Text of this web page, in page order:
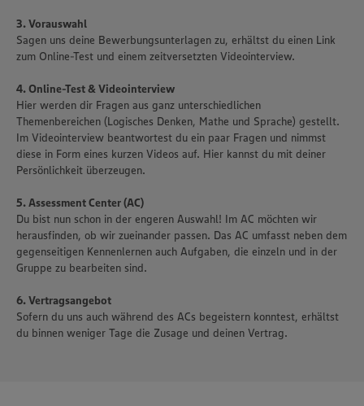
3. Vorauswahl
Sagen uns deine Bewerbungsunterlagen zu, erhältst du einen Link
zum Online-Test und einem zeitversetzten Videointerview.
4. Online-Test & Videointerview
Hier werden dir Fragen aus ganz unterschiedlichen
Themenbereichen (Logisches Denken, Mathe und Sprache) gestellt.
Im Videointerview beantwortest du ein paar Fragen und nimmst
diese in Form eines kurzen Videos auf. Hier kannst du mit deiner
Persönlichkeit überzeugen.
5. Assessment Center (AC)
Du bist nun schon in der engeren Auswahl! Im AC möchten wir
herausfinden, ob wir zueinander passen. Das AC umfasst neben dem
gegenseitigen Kennenlernen auch Aufgaben, die einzeln und in der
Gruppe zu bearbeiten sind.
6. Vertragsangebot
Sofern du uns auch während des ACs begeistern konntest, erhältst
du binnen weniger Tage die Zusage und deinen Vertrag.